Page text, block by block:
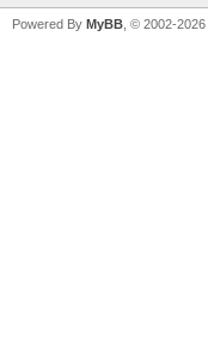
Powered By MyBB , © 2002-2026